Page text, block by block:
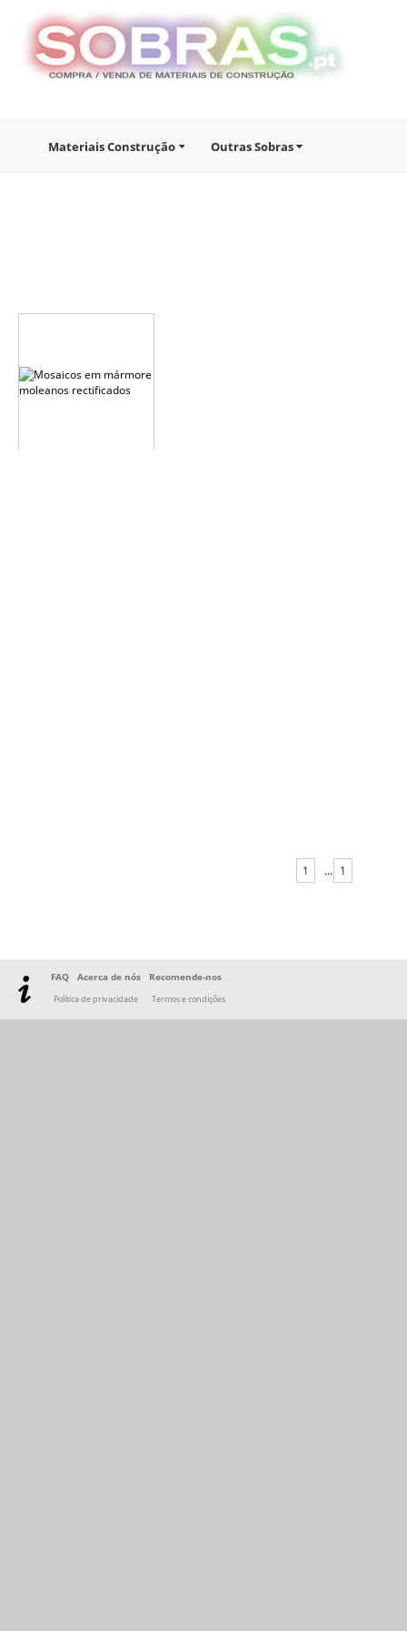
Materiais Construção Outras Sobras
1 ... 1
FAQ Acerca de nós Recomende-nos
Política de privacidade Termos e condições